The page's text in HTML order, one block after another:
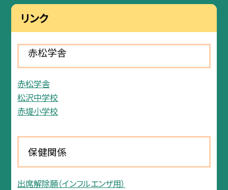
リンク
赤松学舎
赤松学舎
松沢中学校
赤堤小学校
保健関係
出席解除願（インフルエンザ用）